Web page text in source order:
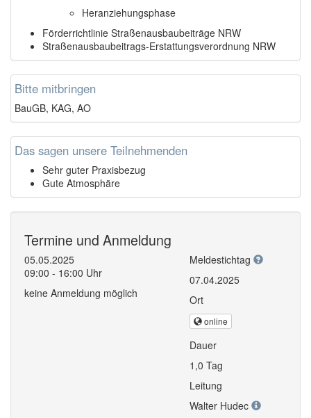
Heranziehungsphase
Förderrichtlinie Straßenausbaubeiträge NRW
Straßenausbaubeitrags-Erstattungsverordnung NRW
Bitte mitbringen
BauGB, KAG, AO
Das sagen unsere Teilnehmenden
Sehr guter Praxisbezug
Gute Atmosphäre
Termine und Anmeldung
05.05.2025
09:00 - 16:00 Uhr
keine Anmeldung möglich
Meldestichtag
07.04.2025
Ort
online
Dauer
1,0 Tag
Leitung
Walter Hudec